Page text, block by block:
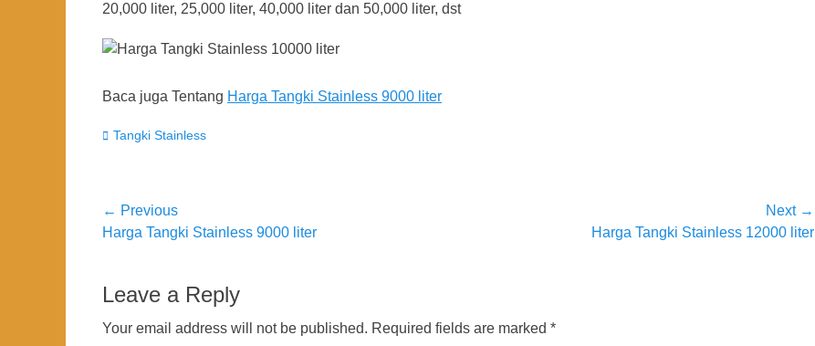
20,000 liter, 25,000 liter, 40,000 liter dan 50,000 liter, dst
Baca juga Tentang Harga Tangki Stainless 9000 liter
Categories
Tangki Stainless
Post
navigation
← Previous
Previous
Harga Tangki Stainless 9000 liter
Next →
Harga Tangki Stainless 12000 liter
Leave a Reply
Your email address will not be published. Required fields are marked *